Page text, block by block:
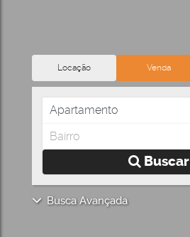
Locação Venda
Apartamento
Bairro
Buscar
Busca Avançada